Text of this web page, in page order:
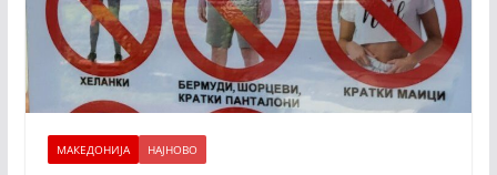
МАКЕДОНИЈА НАЈНОВО